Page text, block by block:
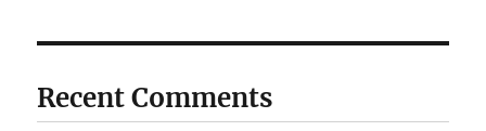
Recent Comments